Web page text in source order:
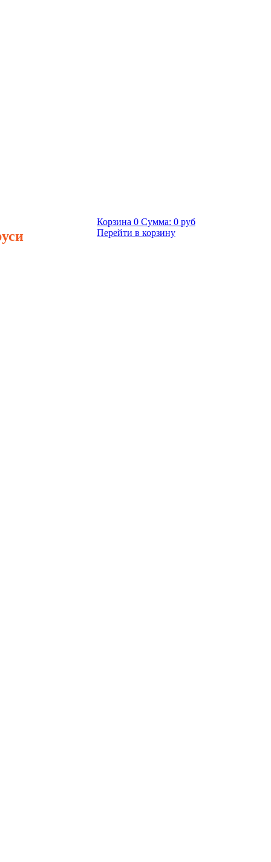
Корзина 0 Сумма: 0 руб
Перейти в корзину